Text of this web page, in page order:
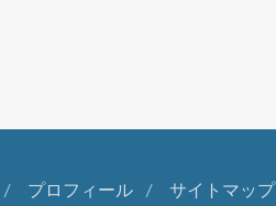
プロフィール サイトマップ